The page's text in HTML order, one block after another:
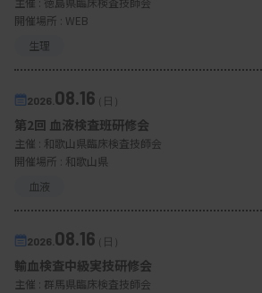
開催場所 : WEB
生理
2026. 08.16（日）
第2回 血液検査班研修会
主催 : 和歌山県臨床検査技師会
開催場所 : 和歌山県
血液
2026. 08.16（日）
輸血検査中級実技研修会
主催 : 群馬県臨床検査技師会